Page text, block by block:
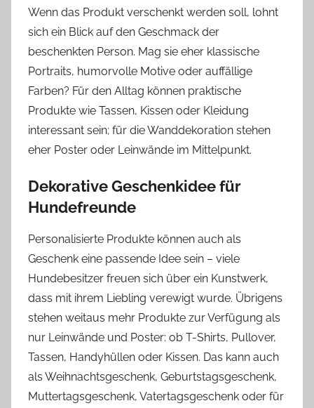
Wenn das Produkt verschenkt werden soll, lohnt
sich ein Blick auf den Geschmack der
beschenkten Person. Mag sie eher klassische
Portraits, humorvolle Motive oder auffällige
Farben? Für den Alltag können praktische
Produkte wie Tassen, Kissen oder Kleidung
interessant sein; für die Wanddekoration stehen
eher Poster oder Leinwände im Mittelpunkt.
Dekorative Geschenkidee für
Hundefreunde
Personalisierte Produkte können auch als
Geschenk eine passende Idee sein – viele
Hundebesitzer freuen sich über ein Kunstwerk,
dass mit ihrem Liebling verewigt wurde. Übrigens
stehen weitaus mehr Produkte zur Verfügung als
nur Leinwände und Poster: ob T-Shirts, Pullover,
Tassen, Handyhüllen oder Kissen. Das kann auch
als Weihnachtsgeschenk, Geburtstagsgeschenk,
Muttertagsgeschenk, Vatertagsgeschenk oder für